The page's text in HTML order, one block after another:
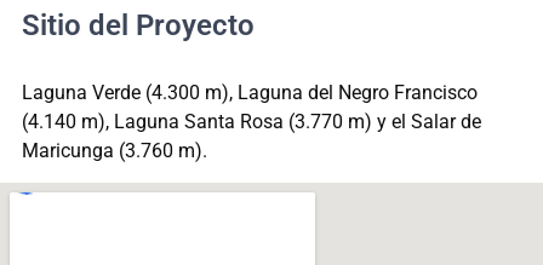
CIENCIA DE DATOS AMBIENTALES
Modela y predice patrones climáticos en salares altoandinos
Sitio del Proyecto
Laguna Verde (4.300 m), Laguna del Negro Francisco
(4.140 m), Laguna Santa Rosa (3.770 m) y el Salar de
Maricunga (3.760 m).